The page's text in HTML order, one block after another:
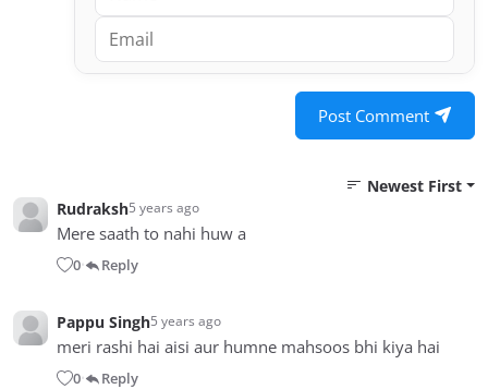
Post Comment
Newest First
Rudraksh5 years ago
Mere saath to nahi huw a
0• Reply
Pappu Singh5 years ago
meri rashi hai aisi aur humne mahsoos bhi kiya hai
0• Reply